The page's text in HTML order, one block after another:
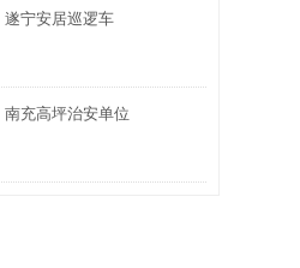
遂宁安居巡逻车
南充高坪治安单位